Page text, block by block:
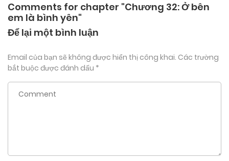
Comments for chapter "Chương 32: Ở bên
em là bình yên"
Để lại một bình luận
Email của bạn sẽ không được hiển thị công khai. Các trường
bắt buộc được đánh dấu *